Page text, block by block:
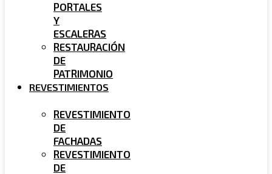
PORTALES
Y
ESCALERAS
RESTAURACIÓN
DE
PATRIMONIO
REVESTIMIENTOS
REVESTIMIENTO
DE
FACHADAS
REVESTIMIENTO
DE